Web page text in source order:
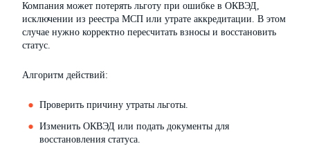
Компания может потерять льготу при ошибке в ОКВЭД,
исключении из реестра МСП или утрате аккредитации. В этом
случае нужно корректно пересчитать взносы и восстановить
статус.
Алгоритм действий:
Проверить причину утраты льготы.
Изменить ОКВЭД или подать документы для
восстановления статуса.